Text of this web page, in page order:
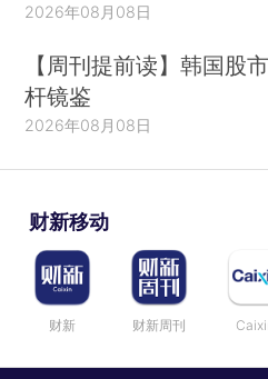
2026年08月08日
【周刊提前读】韩国股
杆镜鉴
2026年08月08日
财新移动
财新 财新周刊